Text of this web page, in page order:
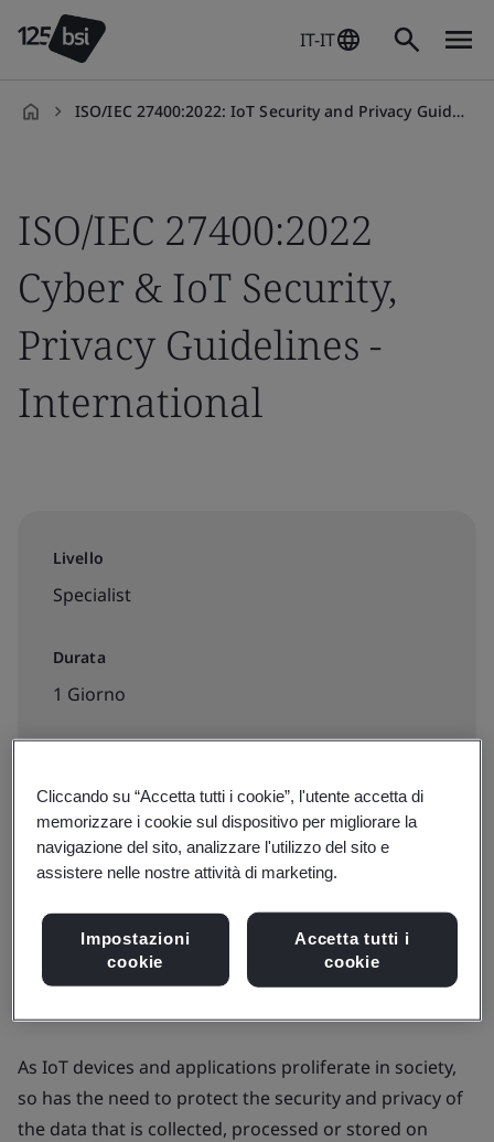
IT-IT
ISO/IEC 27400:2022: IoT Security and Privacy Guidelines
ISO/IEC 27400:2022
Cyber & IoT Security,
Privacy Guidelines -
International
Livello
Specialist
Durata
1 Giorno
Disponibile per la prenotazione:
Da remoto
As IoT devices and applications proliferate in society,
so has the need to protect the security and privacy of
the data that is collected, processed or stored on
Cliccando su “Accetta tutti i cookie”, l'utente accetta di
memorizzare i cookie sul dispositivo per migliorare la
navigazione del sito, analizzare l'utilizzo del sito e
assistere nelle nostre attività di marketing.
Impostazioni
cookie
Accetta tutti i
cookie